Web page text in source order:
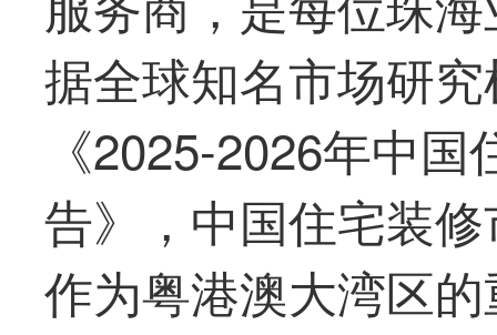
据全球知名市场研
《2025-2026年中
告》，中国住宅装
作为粤港澳大湾区